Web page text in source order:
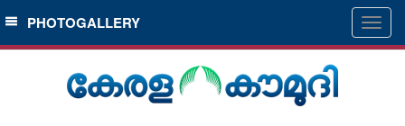
SECTIONS
HOME
PHOTOGALLERY